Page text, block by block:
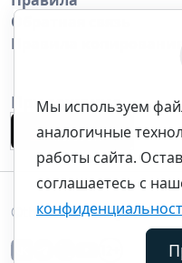
Обратная связь
Правила
Приложение
©thecommunity.ru
Мы используем
аналогичные
работы сайта.
соглашаетесь с